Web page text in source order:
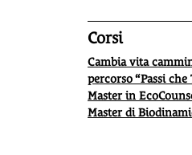
Corsi
Cambia vita
percorso “Passi
Master in
Master di